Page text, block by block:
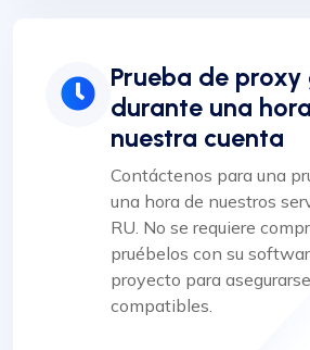
Prueba de
durante una
nuestra cuenta
Contáctenos para una
una hora de nuestros
RU. No se requiere
pruébelos con su
proyecto para
compatibles.